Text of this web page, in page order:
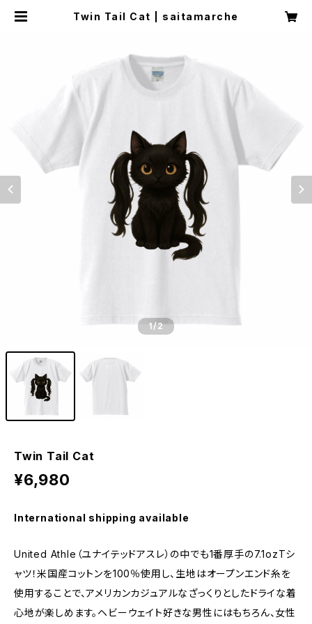
Twin Tail Cat | saitamarche
1/2
Twin Tail Cat
¥6,980
International shipping available
United Athle（ユナイテッドアスレ）の中でも1番厚手の7.1ozTシ
ャツ！米国産コットンを100％使用し、生地はオープンエンド糸を
使用することで、アメリカンカジュアルなざっくりとしたドライな着
心地が楽しめます。ヘビーウェイト好きな男性にはもちろん、女性